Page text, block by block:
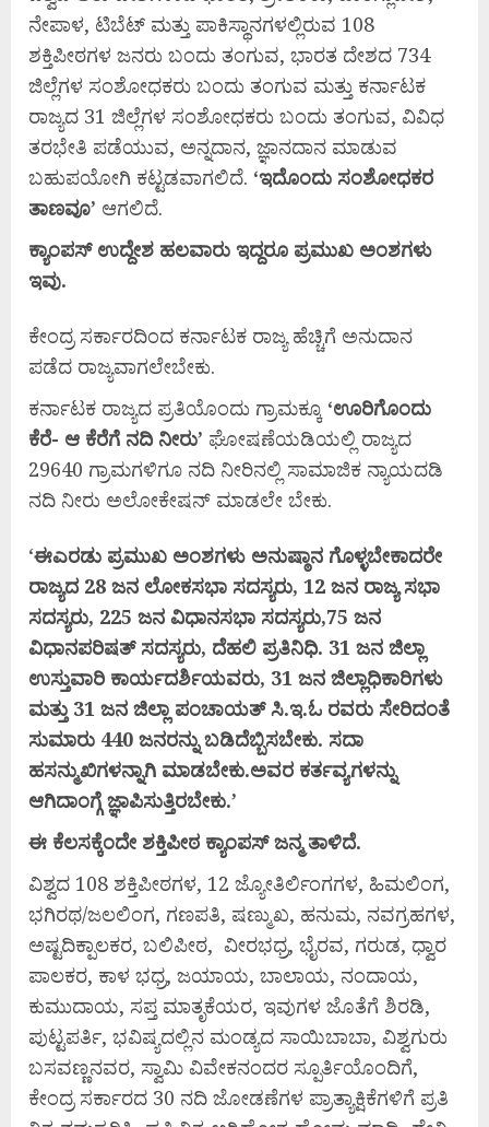
ನೇಪಾಳ, ಟಿಬೆಟ್ ಮತ್ತು ಪಾಕಿಸ್ಥಾನಗಳಲ್ಲಿರುವ 108
ಶಕ್ತಿಪೀಠಗಳ ಜನರು ಬಂದು ತಂಗುವ, ಭಾರತ ದೇಶದ 734
ಜಿಲ್ಲೆಗಳ ಸಂಶೋಧಕರು ಬಂದು ತಂಗುವ ಮತ್ತು ಕರ್ನಾಟಕ
ರಾಜ್ಯದ 31 ಜಿಲ್ಲೆಗಳ ಸಂಶೋಧಕರು ಬಂದು ತಂಗುವ, ವಿವಿಧ
ತರಭೇತಿ ಪಡೆಯುವ, ಅನ್ನದಾನ, ಜ್ಞಾನದಾನ ಮಾಡುವ
ಬಹುಪಯೋಗಿ ಕಟ್ಟಡವಾಗಲಿದೆ. ‘ಇದೊಂದು ಸಂಶೋಧಕರ
ತಾಣವೂ’ ಆಗಲಿದೆ.
ಕ್ಯಾಂಪಸ್ ಉದ್ದೇಶ ಹಲವಾರು ಇದ್ದರೂ ಪ್ರಮುಖ ಅಂಶಗಳು
ಇವು.
ಕೇಂದ್ರ ಸರ್ಕಾರದಿಂದ ಕರ್ನಾಟಕ ರಾಜ್ಯ ಹೆಚ್ಚಿಗೆ ಅನುದಾನ
ಪಡೆದ ರಾಜ್ಯವಾಗಲೇಬೇಕು.
ಕರ್ನಾಟಕ ರಾಜ್ಯದ ಪ್ರತಿಯೊಂದು ಗ್ರಾಮಕ್ಕೂ ‘ಊರಿಗೊಂದು
ಕೆರೆ- ಆ ಕೆರೆಗೆ ನದಿ ನೀರು’ ಘೋಷಣೆಯಡಿಯಲ್ಲಿ ರಾಜ್ಯದ
29640 ಗ್ರಾಮಗಳಿಗೂ ನದಿ ನೀರಿನಲ್ಲಿ ಸಾಮಾಜಿಕ ನ್ಯಾಯದಡಿ
ನದಿ ನೀರು ಅಲೋಕೇಷನ್ ಮಾಡಲೇ ಬೇಕು.
‘ಈಎರಡು ಪ್ರಮುಖ ಅಂಶಗಳು ಅನುಷ್ಠಾನ ಗೊಳ್ಳಬೇಕಾದರೇ
ರಾಜ್ಯದ 28 ಜನ ಲೋಕಸಭಾ ಸದಸ್ಯರು, 12 ಜನ ರಾಜ್ಯಸಭಾ
ಸದಸ್ಯರು, 225 ಜನ ವಿಧಾನಸಭಾ ಸದಸ್ಯರು,75 ಜನ
ವಿಧಾನಪರಿಷತ್ ಸದಸ್ಯರು, ದೆಹಲಿ ಪ್ರತಿನಿಧಿ. 31 ಜನ ಜಿಲ್ಲಾ
ಉಸ್ತುವಾರಿ ಕಾರ್ಯದರ್ಶಿಯವರು, 31 ಜನ ಜಿಲ್ಲಾಧಿಕಾರಿಗಳು
ಮತ್ತು 31 ಜನ ಜಿಲ್ಲಾ ಪಂಚಾಯತ್ಸಿ.ಇ.ಓ ರವರು ಸೇರಿದಂತೆ
ಸುಮಾರು 440 ಜನರನ್ನುಬಡಿದೆಬ್ಬಿಸಬೇಕು. ಸದಾ
ಹಸನ್ಮುಖಿಗಳನ್ನಾಗಿ ಮಾಡಬೇಕು.ಅವರ ಕರ್ತವ್ಯಗಳನ್ನು
ಆಗಿದಾಂಗ್ಗೆ ಜ್ಞಾಪಿಸುತ್ತಿರಬೇಕು.’
ಈ ಕೆಲಸಕ್ಕೆಂದೇ ಶಕ್ತಿಪೀಠ ಕ್ಯಾಂಪಸ್ಜನ್ಮತಾಳಿದೆ.
ವಿಶ್ವದ 108 ಶಕ್ತಿಪೀಠಗಳ, 12 ಜ್ಯೋತಿರ್ಲಿಂಗಗಳ, ಹಿಮಲಿಂಗ,
ಭಗಿರಥ/ಜಲಲಿಂಗ, ಗಣಪತಿ, ಷಣ್ಮುಖ, ಹನುಮ, ನವಗ್ರಹಗಳ,
ಅಷ್ಟದಿಕ್ಪಾಲಕರ, ಬಲಿಪೀಠ, ವೀರಭಧ್ರ, ಭೈರವ, ಗರುಡ, ಧ್ವಾರ
ಪಾಲಕರ, ಕಾಳ ಭಧ್ರ, ಜಯಾಯ, ಬಾಲಾಯ, ನಂದಾಯ,
ಕುಮುದಾಯ, ಸಪ್ತ ಮಾತೃಕೆಯರ, ಇವುಗಳ ಜೊತೆಗೆ ಶಿರಡಿ,
ಪುಟ್ಟಪರ್ತಿ, ಭವಿಷ್ಯದಲ್ಲಿನ ಮಂಡ್ಯದ ಸಾಯಿಬಾಬಾ, ವಿಶ್ವಗುರು
ಬಸವಣ್ಣನವರ, ಸ್ವಾಮಿ ವಿವೇಕನಂದರ ಸ್ಪೂರ್ತಿಯೊಂದಿಗೆ,
ಕೇಂದ್ರ ಸರ್ಕಾರದ 30 ನದಿ ಜೋಡಣೆಗಳ ಪ್ರಾತ್ಯಾಕ್ಷಿಕೆಗಳಿಗೆ ಪ್ರತಿ